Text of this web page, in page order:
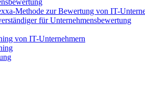
Methode zur Bewertung von IT-
für Unternehmensbewertung
von IT-Unternehmern